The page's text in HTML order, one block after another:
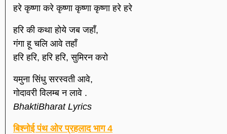
हरे कृष्णा करे कृष्णा कृष्णा कृष्णा हरे हरे
हरि की कथा होये जब जहाँ,
गंगा हू चलि आवे तहाँ
हरि हरि, हरि हरि, सुमिरन करो
यमुना सिंधु सरस्वती आवे,
गोदावरी विलम्ब न लावे .
BhaktiBharat Lyrics
बिश्नोई पंथ ओर प्रहलाद भाग 4